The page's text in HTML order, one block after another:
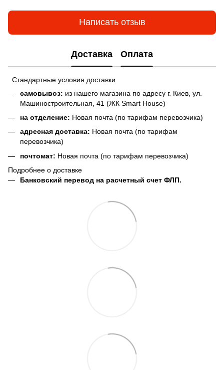
Написать отзыв
Доставка Оплата
Стандартные условия доставки
самовывоз: из нашего магазина по адресу г. Киев, ул.
Машиностроительная, 41 (ЖК Smart House)
на отделение: Новая почта (по тарифам перевозчика)
адресная доставка: Новая почта (по тарифам
перевозчика)
почтомат: Новая почта (по тарифам перевозчика)
Подробнее о доставке
Банковский перевод на расчетный счет ФЛП.